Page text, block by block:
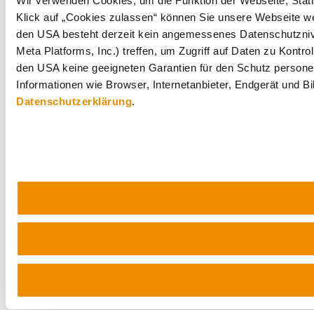
Klick auf „Cookies zulassen“ können Sie unsere Webseite
den USA besteht derzeit kein angemessenes
Meta Platforms, Inc.) treffen, um Zugriff auf Daten zu
den USA keine geeigneten Garantien für den Schutz
Informationen wie Browser, Internetanbieter, Endgerät und
Datenschutzerklärung.